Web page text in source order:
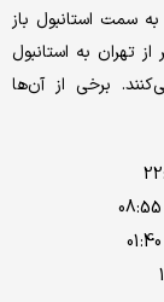
سمت استانبول باز
تهران به استانبول
برخی از آن‌ها